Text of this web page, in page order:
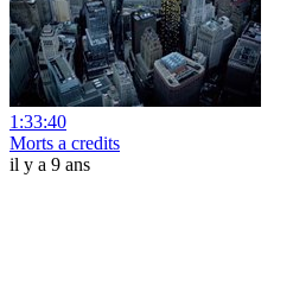
1:33:40
Morts a credits
il y a 9 ans